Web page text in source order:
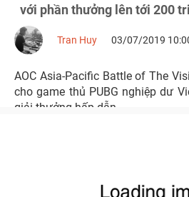
với phần thưởng lên tới 200
Tran Huy 03/07/2019
AOC Asia-Pacific Battle of The
cho game thủ PUBG nghiệp dư
giải thưởng hấp dẫn.